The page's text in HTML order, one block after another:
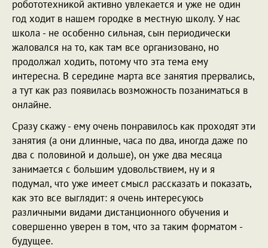
робототехникой активно увлекается и уже не один
год ходит в нашем городке в местную школу. У нас
школа - не особенно сильная, сын периодически
жаловался на то, как там все организовано, но
продолжал ходить, потому что эта тема ему
интересна. В середине марта все занятия прервались,
а тут как раз появилась возможность позаниматься в
онлайне.
Сразу скажу - ему очень понравилось как проходят эти
занятия (а они длинные, часа по два, иногда даже по
два с половиной и дольше), он уже два месяца
занимается с большим удовольствием, ну и я
подумал, что уже имеет смысл рассказать и показать,
как это все выглядит: я очень интересуюсь
различными видами дистанционного обучения и
совершенно уверен в том, что за таким форматом -
будущее.